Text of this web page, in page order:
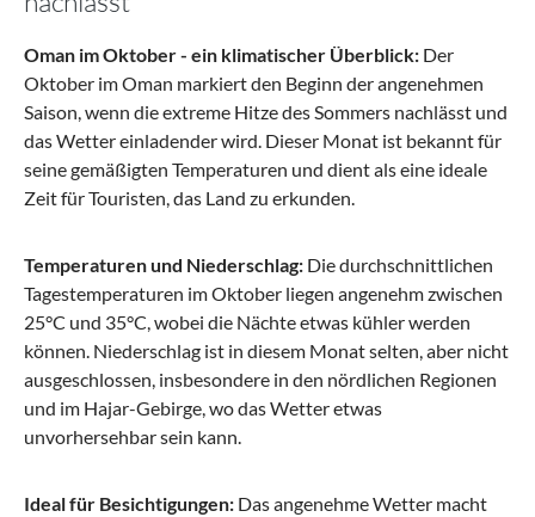
Oman im Oktober - ein klimatischer Überblick: Der
Oktober im Oman markiert den Beginn der angenehmen
Saison, wenn die extreme Hitze des Sommers nachlässt und
das Wetter einladender wird. Dieser Monat ist bekannt für
seine gemäßigten Temperaturen und dient als eine ideale
Zeit für Touristen, das Land zu erkunden.
Temperaturen und Niederschlag: Die durchschnittlichen
Tagestemperaturen im Oktober liegen angenehm zwischen
25°C und 35°C, wobei die Nächte etwas kühler werden
können. Niederschlag ist in diesem Monat selten, aber nicht
ausgeschlossen, insbesondere in den nördlichen Regionen
und im Hajar-Gebirge, wo das Wetter etwas
unvorhersehbar sein kann.
Ideal für Besichtigungen: Das angenehme Wetter macht